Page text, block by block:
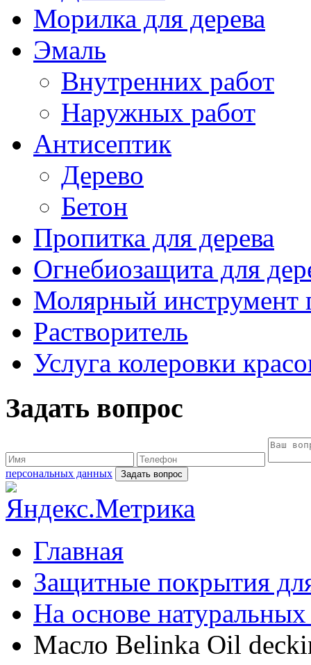
Морилка для дерева
Эмаль
Внутренних работ
Наружных работ
Антисептик
Дерево
Бетон
Пропитка для дерева
Огнебиозащита для
Молярный инструмент
Растворитель
Услуга колеровки
Задать вопрос
персональных данных
Главная
Защитные покрытия
На основе
Масло Belinka Oil